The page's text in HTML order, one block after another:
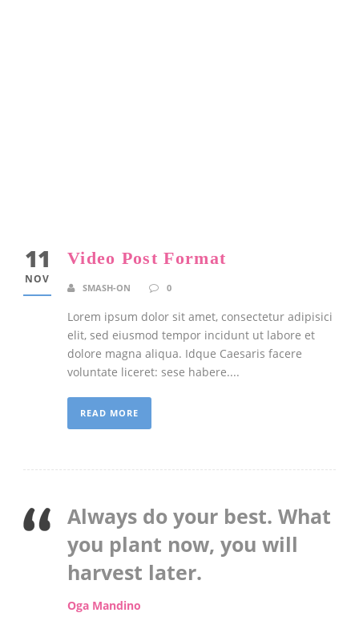
11
NOV
Video Post Format
SMASH-ON 0
Lorem ipsum dolor sit amet, consectetur adipisici
elit, sed eiusmod tempor incidunt ut labore et
dolore magna aliqua. Idque Caesaris facere
voluntate liceret: sese habere....
READ MORE
Always do your best. What
you plant now, you will
harvest later.
Oga Mandino